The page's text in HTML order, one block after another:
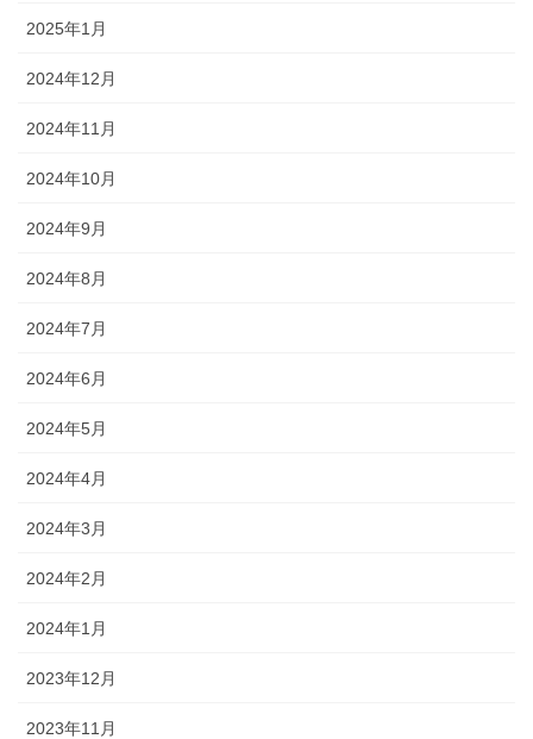
2025年1月
2024年12月
2024年11月
2024年10月
2024年9月
2024年8月
2024年7月
2024年6月
2024年5月
2024年4月
2024年3月
2024年2月
2024年1月
2023年12月
2023年11月